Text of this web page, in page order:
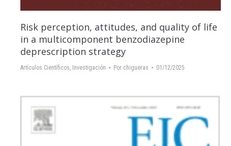
Risk perception, attitudes, and quality of life
in a multicomponent benzodiazepine
deprescription strategy
Artículos Científicos, Investigación Por chigueras 01/12/2025